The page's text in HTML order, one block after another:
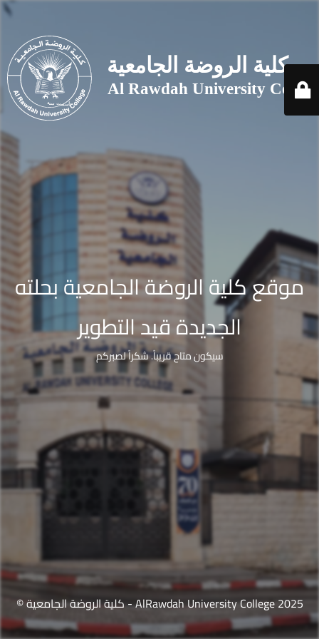
موقع كلية الروضة الجامعية بحلته
الجديدة قيد التطوير
سيكون متاح قريباً. شكراً لصبركم
© كلية الروضة الجامعية - AlRawdah University College 2025